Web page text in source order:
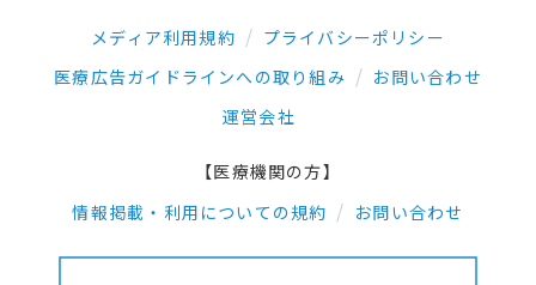
メディア利用規約
プライバシーポリシー
医療広告ガイドラインへの取り組み
お問い合わせ
運営会社
【医療機関の方】
情報掲載・利用についての規約
お問い合わせ